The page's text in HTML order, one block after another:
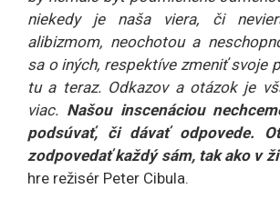
niekedy je naša viera, či
alibizmom, neochotou a
sa o iných, respektíve zmeniť svoje
tu a teraz. Odkazov a otázok je
viac. Našou inscenáciou
podsúvať, či dávať odpovede.
zodpovedať každý sám, tak ako v
hre režisér Peter Cibula.